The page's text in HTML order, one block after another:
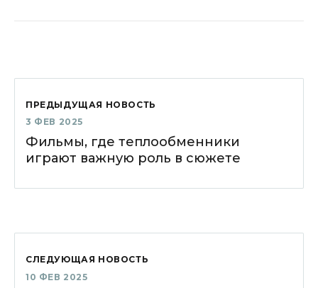
ПРЕДЫДУЩАЯ НОВОСТЬ
3 ФЕВ 2025
Фильмы, где теплообменники
играют важную роль в сюжете
СЛЕДУЮЩАЯ НОВОСТЬ
10 ФЕВ 2025